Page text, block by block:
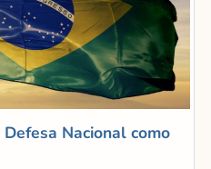
Nacional como